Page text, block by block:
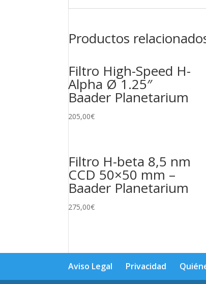
Productos
Filtro High-Speed H-
Alpha Ø 1.25″
Baader Planetarium
205,00€
Filtro H-beta 8,5 nm
CCD 50×50 mm –
Baader Planetarium
275,00€
Aviso Legal Privacidad